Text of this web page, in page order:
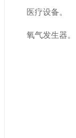
医疗设备。
氧气发生器。